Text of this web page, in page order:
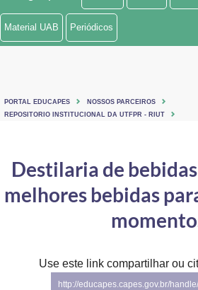
Ministério de Minas e Energia
Ministério do Turismo
Controladoria-Geral da União
Ministério da Mulher, da Família e dos Direitos
Secretaria de Governo
Material UAB Periódicos
PORTAL EDUCAPES
NOSSOS PARCEIROS
REPOSITORIO INSTITUCIONAL DA UTFPR - RIUT
Destilaria de
melhores bebidas
Use este link compartilhar ou
http://educapes.capes.gov.br/